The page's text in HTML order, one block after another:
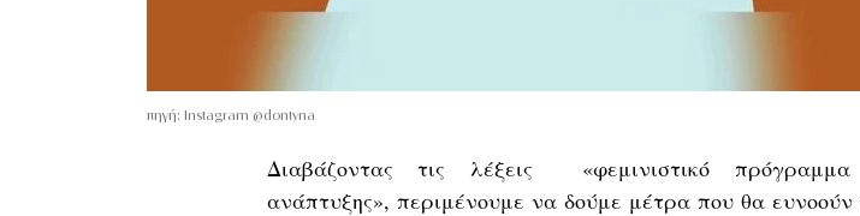
πηγή: Instagram @dontyna
Διαβάζοντας τις λέξεις «φεμινιστικό πρόγραμμα
ανάπτυξης», περιμένουμε να δούμε μέτρα που θα ευνοούν